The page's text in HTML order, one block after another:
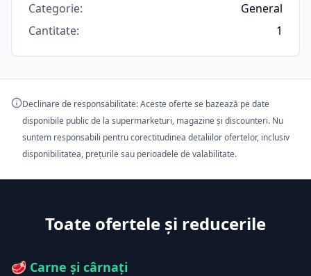
Categorie:
General
Cantitate: 1
Declinare de responsabilitate: Aceste oferte se bazează pe date
disponibile public de la supermarketuri, magazine și discounteri. Nu
suntem responsabili pentru corectitudinea detaliilor ofertelor, inclusiv
disponibilitatea, prețurile sau perioadele de valabilitate.
Toate ofertele și reducerile
🥩 Carne și cârnați